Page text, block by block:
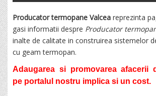
Producator termopane Valcea reprezinta
gasi informatii despre Producator
inalte de calitate in construirea sistemelor
cu geam termopan.
Adaugarea si promovarea afacerii
pe portalul nostru implica si un cost.